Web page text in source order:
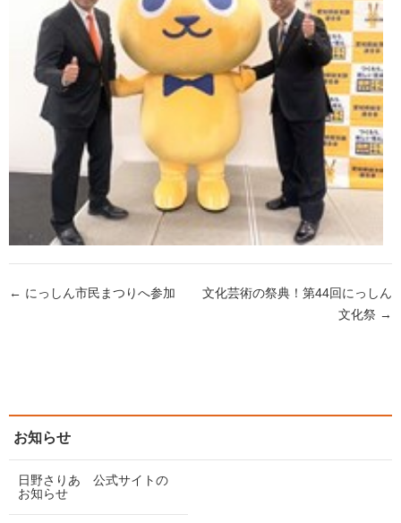
← にっしん市民まつりへ参加
文化芸術の祭典！第44回にっしん
文化祭 →
お知らせ